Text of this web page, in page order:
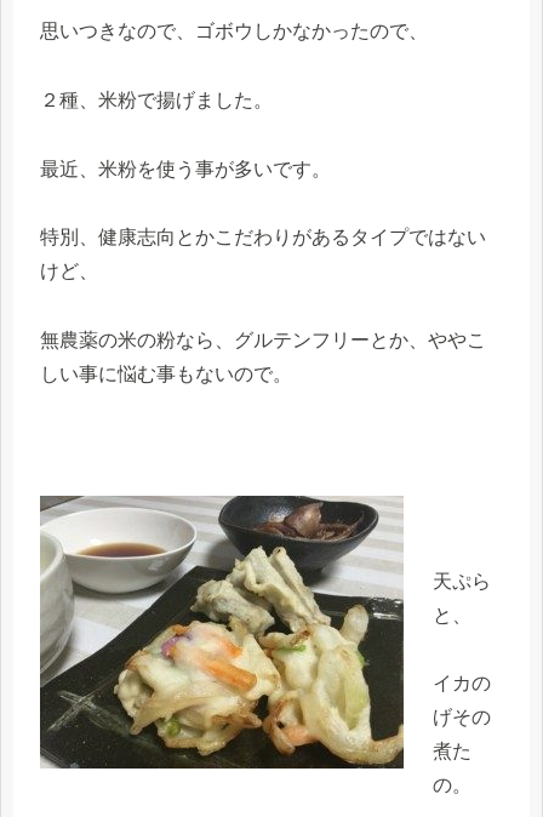
思いつきなので、ゴボウしかなかったので、
２種、米粉で揚げました。
最近、米粉を使う事が多いです。
特別、健康志向とかこだわりがあるタイプではない
けど、
無農薬の米の粉なら、グルテンフリーとか、ややこ
しい事に悩む事もないので。
天ぷら
と、
イカの
げその
煮た
の。